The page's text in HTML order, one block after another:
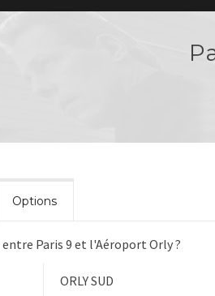
Options
Paris 9 et l'Aéroport Orly ?
ORLY SUD